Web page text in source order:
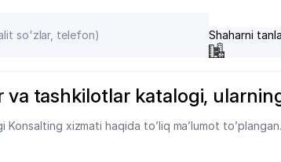
Shaharni
va tashkilotlar katalogi,
xizmati haqida to’liq ma’lumot to’plangan.